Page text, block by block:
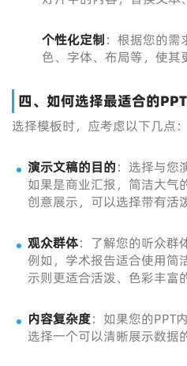
个性化定制：根据您的需
色、字体、布局等，使其
四、如何选择最适合的PPT
选择模板时，应考虑以下几点：
演示文稿的目的：选择与您
如果是商业汇报，简洁大气
创意展示，可以选择带有活
观众群体：了解您的听众群
例如，学术报告适合使用简
示则更适合活泼、色彩丰富
内容复杂度：如果您的PPT
选择一个可以清晰展示数据